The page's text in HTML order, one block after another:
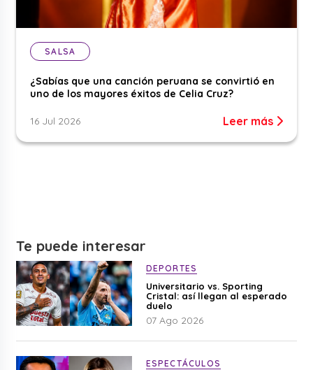
SALSA
¿Sabías que una canción peruana se convirtió en
uno de los mayores éxitos de Celia Cruz?
16 Jul 2026 Leer más
Te puede interesar
DEPORTES
Universitario vs. Sporting
Cristal: así llegan al esperado
duelo
07 Ago 2026
ESPECTÁCULOS